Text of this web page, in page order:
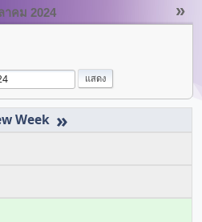
»
าคม 2024
»